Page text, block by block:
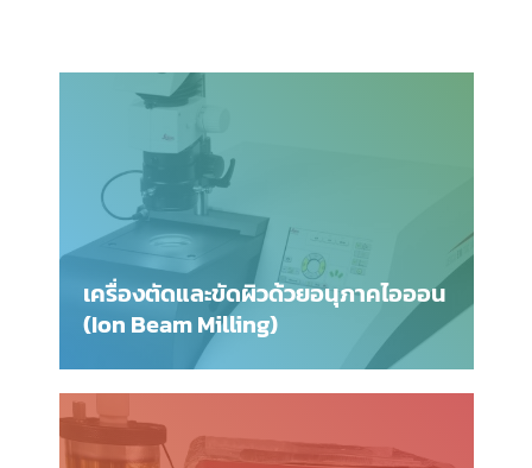
เครื่องตัดและขัดผิวด้วยอนุภาคไอออน
(Ion Beam Milling)